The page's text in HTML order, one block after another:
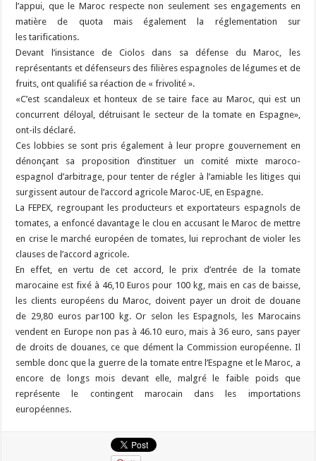
l’appui, que le Maroc respecte non seulement ses engagements en
matière de quota mais également la réglementation sur
les tarifications.
Devant l’insistance de Ciolos dans sa défense du Maroc, les
représentants et défenseurs des filières espagnoles de légumes et de
fruits, ont qualifié sa réaction de « frivolité ».
«C’est scandaleux et honteux de se taire face au Maroc, qui est un
concurrent déloyal, détruisant le secteur de la tomate en Espagne»,
ont-ils déclaré.
Ces lobbies se sont pris également à leur propre gouvernement en
dénonçant sa proposition d’instituer un comité mixte maroco-
espagnol d’arbitrage, pour tenter de régler à l’amiable les litiges qui
surgissent autour de l’accord agricole Maroc-UE, en Espagne.
La FEPEX, regroupant les producteurs et exportateurs espagnols de
tomates, a enfoncé davantage le clou en accusant le Maroc de mettre
en crise le marché européen de tomates, lui reprochant de violer les
clauses de l’accord agricole.
En effet, en vertu de cet accord, le prix d’entrée de la tomate
marocaine est fixé à 46,10 Euros pour 100 kg, mais en cas de baisse,
les clients européens du Maroc, doivent payer un droit de douane
de 29,80 euros par100 kg. Or selon les Espagnols, les Marocains
vendent en Europe non pas à 46.10 euro, mais à 36 euro, sans payer
de droits de douanes, ce que dément la Commission européenne. Il
semble donc que la guerre de la tomate entre l’Espagne et le Maroc, a
encore de longs mois devant elle, malgré le faible poids que
représente le contingent marocain dans les importations
européennes.